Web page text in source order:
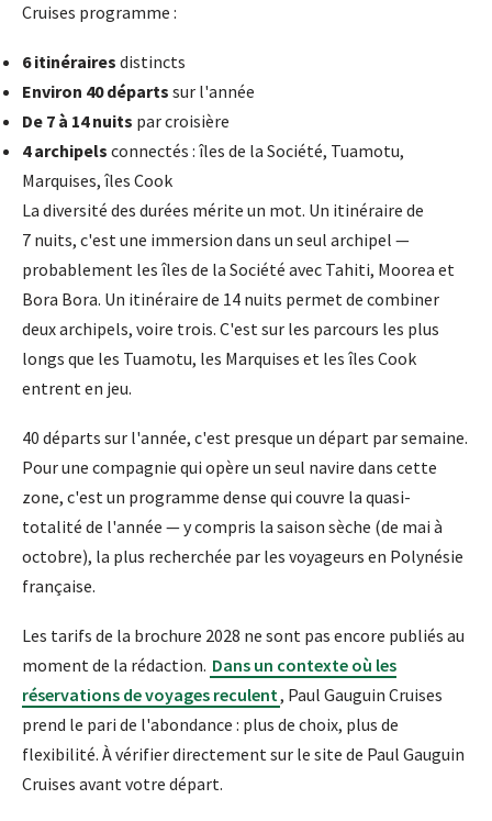
Cruises programme :
6 itinéraires distincts
Environ 40 départs sur l'année
De 7 à 14 nuits par croisière
4 archipels connectés : îles de la Société, Tuamotu,
Marquises, îles Cook
La diversité des durées mérite un mot. Un itinéraire de
7 nuits, c'est une immersion dans un seul archipel —
probablement les îles de la Société avec Tahiti, Moorea et
Bora Bora. Un itinéraire de 14 nuits permet de combiner
deux archipels, voire trois. C'est sur les parcours les plus
longs que les Tuamotu, les Marquises et les îles Cook
entrent en jeu.
40 départs sur l'année, c'est presque un départ par semaine.
Pour une compagnie qui opère un seul navire dans cette
zone, c'est un programme dense qui couvre la quasi-
totalité de l'année — y compris la saison sèche (de mai à
octobre), la plus recherchée par les voyageurs en Polynésie
française.
Les tarifs de la brochure 2028 ne sont pas encore publiés au
moment de la rédaction. Dans un contexte où les
réservations de voyages reculent, Paul Gauguin Cruises
prend le pari de l'abondance : plus de choix, plus de
flexibilité. À vérifier directement sur le site de Paul Gauguin
Cruises avant votre départ.